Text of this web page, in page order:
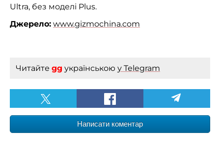
Ultra, без моделі Plus.
Джерело: www.gizmochina.com
Читайте gg українською у Telegram
Написати коментар